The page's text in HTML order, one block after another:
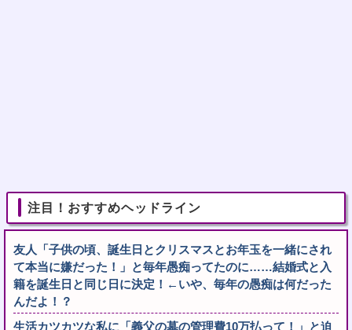
注目！おすすめヘッドライン
友人「子供の頃、誕生日とクリスマスとお年玉を一緒にされ
て本当に嫌だった！」と毎年愚痴ってたのに……結婚式と入
籍を誕生日と同じ日に決定！←いや、毎年の愚痴は何だった
んだよ！？
生活カツカツな私に「義父の墓の管理費10万払って！」と迫